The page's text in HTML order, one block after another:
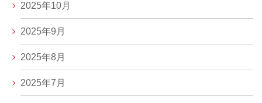
2025年10月
2025年9月
2025年8月
2025年7月